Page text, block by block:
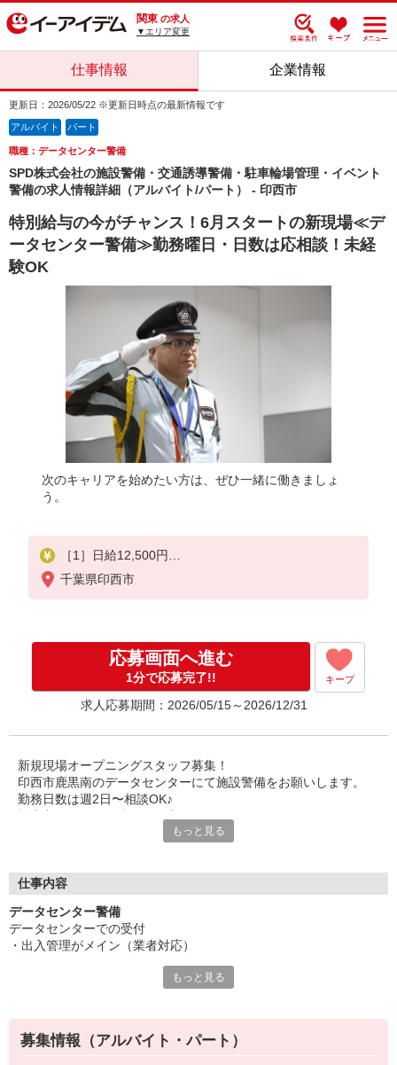
関東 の求人
▼エリア変更
仕事情報 企業情報
更新日：2026/05/22 ※更新日時点の最新情報です
アルバイト パート
職種：データセンター警備
SPD株式会社の施設警備・交通誘導警備・駐車輪場管理・イベント
警備の求人情報詳細（アルバイト/パート） - 印西市
特別給与の今がチャンス！6月スタートの新現場≪デ
ータセンター警備≫勤務曜日・日数は応相談！未経
験OK
次のキャリアを始めたい方は、ぜひ一緒に働きましょ
う。
［1］日給12,500円
［2］日給14,065円
★9月末までのオープニング特別日給です。
［1］月収/250,000円（月20日勤務の場合）
［2］月収/281,300円（月20日勤務の場合）
※通常（10月以降）の日給
［1］日給11,500円
千葉県印西市
応募画面へ進む
1分で応募完了!! キープ
求人応募期間：2026/05/15～2026/12/31
新規現場オープニングスタッフ募集！
印西市鹿黒南のデータセンターにて施設警備をお願いします。
勤務日数は週2日〜相談OK♪
すぐに働きたい方もご相談ください。
「健康維持のために体を動かしていたい」
そんな方はぜひこの機会にスタートしてください♪
交通費支給や社会保険完備などの基本待遇はもちろん
資格取得支援制度や社員登用制度もあります！
待ちしております！
もっと見る
仕事内容
データセンター警備
データセンターでの受付
・出入管理がメイン（業者対応）
★当社では中高年・シニアの方（40代・50代・60代・60歳以上・6
5歳以上）活躍中！
もっと見る
募集情報（アルバイト・パート）